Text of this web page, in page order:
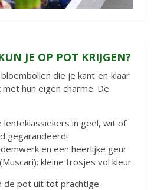
JE OP POT KRIJGEN?
die je kant‑en‑klaar
hun eigen charme. De
lenteklassiekers in geel, wit of
gegarandeerd!
en een heerlijke geur
kleine trosjes vol kleur
de pot uit tot prachtige